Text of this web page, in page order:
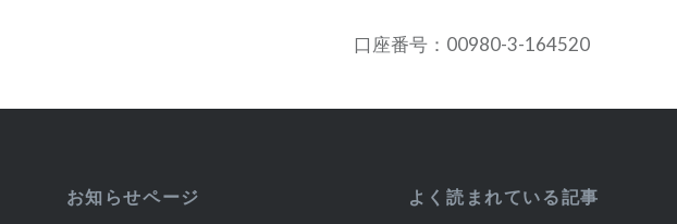
口座番号：00980-3-164520
お知らせページ よく読まれている記事